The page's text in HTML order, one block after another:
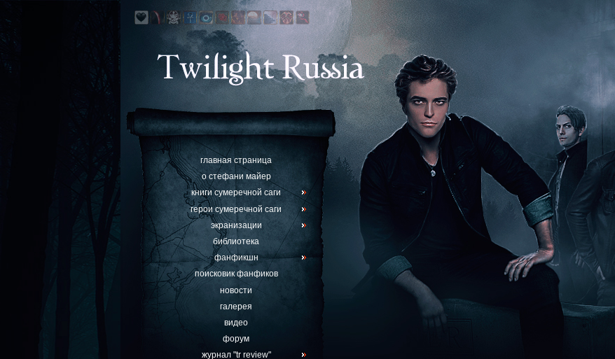
главная страница
о стефани майер
книги сумеречной саги
герои сумеречной саги
экранизации
библиотека
фанфикшн
поисковик фанфиков
новости
галерея
видео
форум
журнал "tr review"